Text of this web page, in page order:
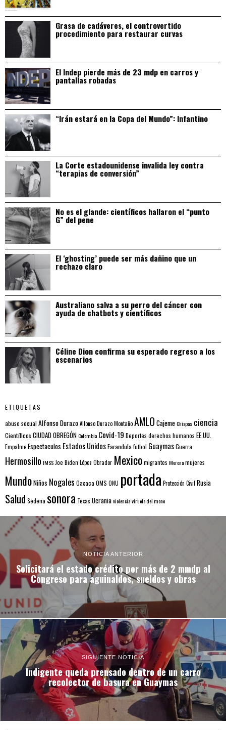
Grasa de cadáveres, el controvertido
procedimiento para restaurar curvas
El Indep pierde más de 23 mdp en carros y
pantallas robadas
“Irán estará en la Copa del Mundo”: Infantino
La Corte estadounidense invalida ley contra
“terapias de conversión”
No es el glande: científicos hallaron el “punto
G” del pene
El ‘ghosting’ puede ser más dañino que un
rechazo claro
Australiano salva a su perro del cáncer con
ayuda de chatbots y científicos
Céline Dion confirma su esperado regreso a los
escenarios
ETIQUETAS
abuso sexual Alfonso DurazoAlfonso Durazo MontañoAMLO CajemeChiapas ciencia
Científicos CIUDAD OBREGÓNColombia Covid-19 Deportes derechos humanos EE.UU.
EmpalmeEspectaculos Estados UnidosFarandulafutbol GuaymasGuerra
Hermosillo IMSS Joe Biden López Obrador Mexicomigrantes Morenamujeres
MundoNiños Nogales Oaxaca OMS ONU portada Protección Civil Rusia
Salud Sedena sonora Texas Ucraniaviolenciaviruela del mono
NOTICIA ANTERIOR
Solicitará el estado crédito por más de 2 mmdp al
Congreso para aguinaldos, sueldos y obras
SIGUIENTE NOTICIA
Indigente queda prensado dentro de un carro
recolector de basura en Guaymas